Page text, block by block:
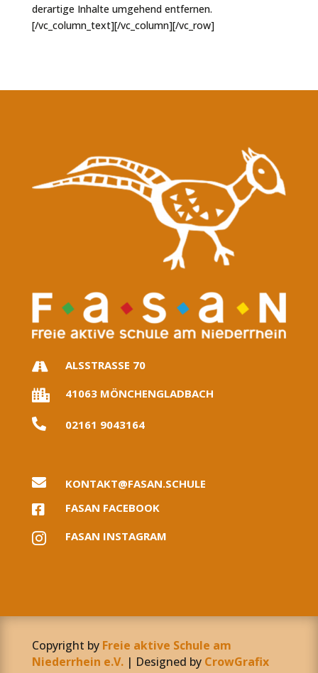
derartige Inhalte umgehend entfernen.
[/vc_column_text][/vc_column][/vc_row]
 ALSSTRASSE 70
 41063 MÖNCHENGLADBACH
 02161 9043164
 KONTAKT@FASAN.SCHULE
 FASAN FACEBOOK
 FASAN INSTAGRAM
Copyright by Freie aktive Schule am
Niederrhein e.V.| Designed by CrowGrafix